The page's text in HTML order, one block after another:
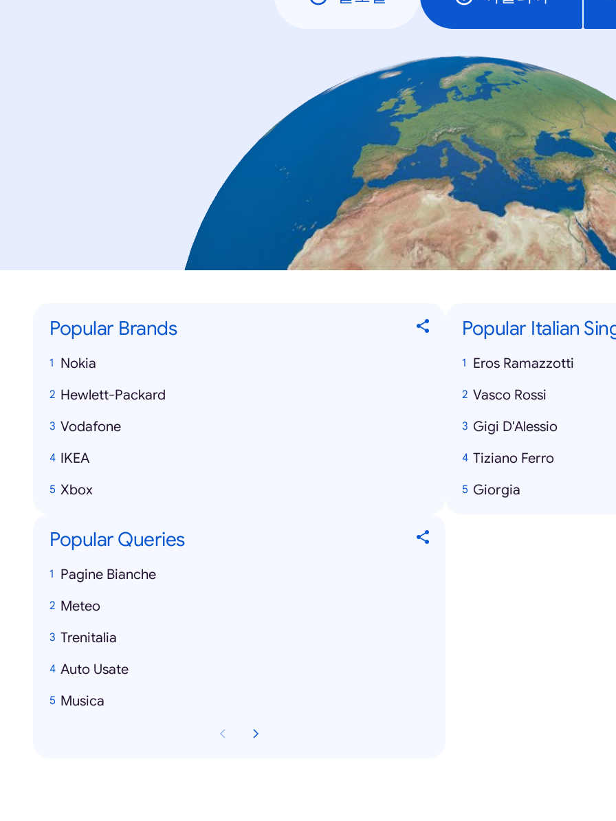
Popular Brands
Nokia
Hewlett-Packard
Vodafone
IKEA
Xbox
Popular Italian
Eros Ramazzotti
Vasco Rossi
Gigi D'Alessio
Tiziano Ferro
Giorgia
Popular Queries
Pagine Bianche
Meteo
Trenitalia
Auto Usate
Musica